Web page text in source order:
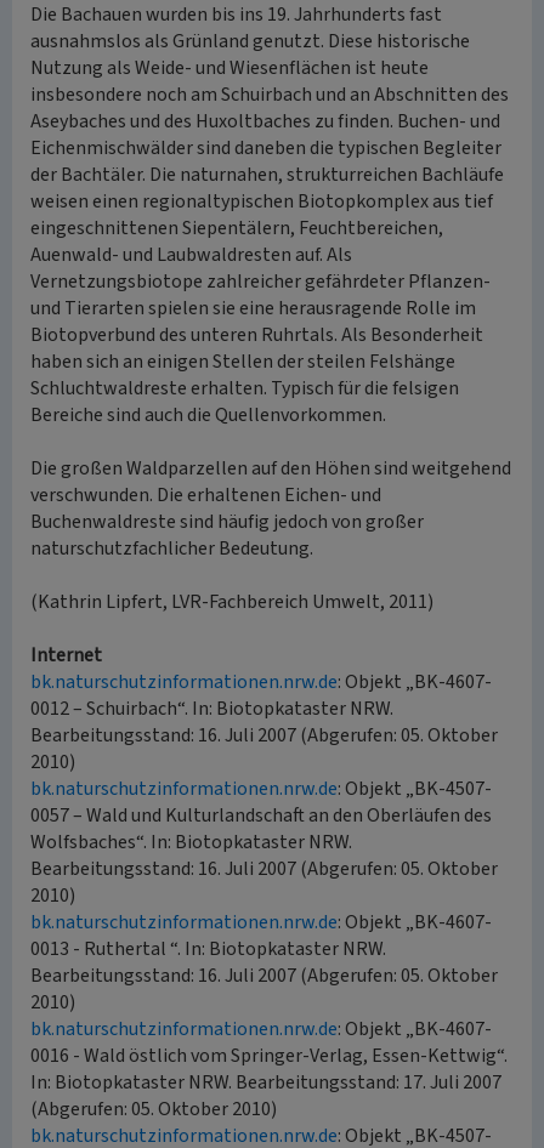
Die Bachauen wurden bis ins 19. Jahrhunderts fast
ausnahmslos als Grünland genutzt. Diese historische
Nutzung als Weide- und Wiesenflächen ist heute
insbesondere noch am Schuirbach und an Abschnitten des
Aseybaches und des Huxoltbaches zu finden. Buchen- und
Eichenmischwälder sind daneben die typischen Begleiter
der Bachtäler. Die naturnahen, strukturreichen Bachläufe
weisen einen regionaltypischen Biotopkomplex aus tief
eingeschnittenen Siepentälern, Feuchtbereichen,
Auenwald- und Laubwaldresten auf. Als
Vernetzungsbiotope zahlreicher gefährdeter Pflanzen-
und Tierarten spielen sie eine herausragende Rolle im
Biotopverbund des unteren Ruhrtals. Als Besonderheit
haben sich an einigen Stellen der steilen Felshänge
Schluchtwaldreste erhalten. Typisch für die felsigen
Bereiche sind auch die Quellenvorkommen.
Die großen Waldparzellen auf den Höhen sind weitgehend
verschwunden. Die erhaltenen Eichen- und
Buchenwaldreste sind häufig jedoch von großer
naturschutzfachlicher Bedeutung.
(Kathrin Lipfert, LVR-Fachbereich Umwelt, 2011)
Internet
bk.naturschutzinformationen.nrw.de: Objekt „BK-4607-
0012 – Schuirbach“. In: Biotopkataster NRW.
Bearbeitungsstand: 16. Juli 2007 (Abgerufen: 05. Oktober
2010)
bk.naturschutzinformationen.nrw.de: Objekt „BK-4507-
0057 – Wald und Kulturlandschaft an den Oberläufen des
Wolfsbaches“. In: Biotopkataster NRW.
Bearbeitungsstand: 16. Juli 2007 (Abgerufen: 05. Oktober
2010)
bk.naturschutzinformationen.nrw.de: Objekt „BK-4607-
0013 - Ruthertal “. In: Biotopkataster NRW.
Bearbeitungsstand: 16. Juli 2007 (Abgerufen: 05. Oktober
2010)
bk.naturschutzinformationen.nrw.de: Objekt „BK-4607-
0016 - Wald östlich vom Springer-Verlag, Essen-Kettwig“.
In: Biotopkataster NRW. Bearbeitungsstand: 17. Juli 2007
(Abgerufen: 05. Oktober 2010)
bk.naturschutzinformationen.nrw.de: Objekt „BK-4507-